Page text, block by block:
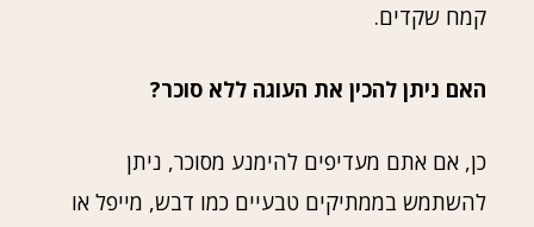
קמח שקדים.
האם ניתן להכין את העוגה ללא סוכר?
כן, אם אתם מעדיפים להימנע מסוכר, ניתן
להשתמש בממתיקים טבעיים כמו דבש, מייפל או